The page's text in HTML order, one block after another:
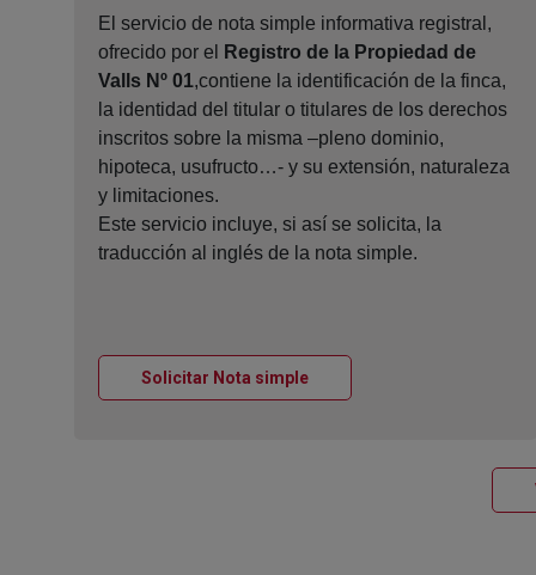
El servicio de nota simple informativa registral,
ofrecido por el
Registro de la Propiedad de
Valls Nº 01,contiene la identificación de la finca,
la identidad del titular o titulares de los derechos
inscritos sobre la misma –pleno dominio,
hipoteca, usufructo…- y su extensión, naturaleza
y limitaciones.
Este servicio incluye, si así se solicita, la
traducción al inglés de la nota simple.
Solicitar Nota simpleVentana nueva